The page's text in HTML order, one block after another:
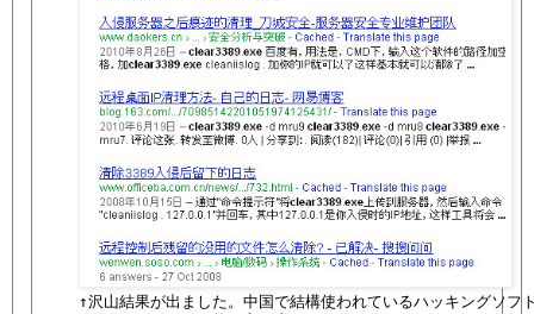
↑沢山結果が出ました。中国で結構使われているハッキングソフ